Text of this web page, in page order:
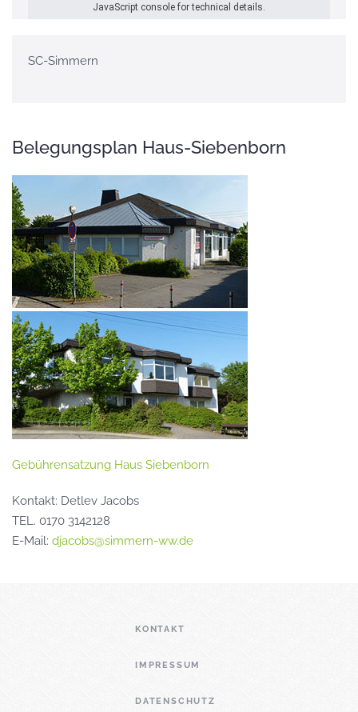
JavaScript console for technical details.
SC-Simmern
Belegungsplan Haus-Siebenborn
Gebührensatzung Haus Siebenborn
Kontakt: Detlev Jacobs
TEL. 0170 3142128
E-Mail: djacobs@simmern-ww.de
KONTAKT
IMPRESSUM
DATENSCHUTZ